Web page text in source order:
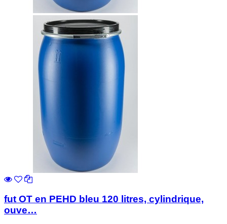
fut OT en PEHD bleu 120 litres, cylindrique,
ouve…